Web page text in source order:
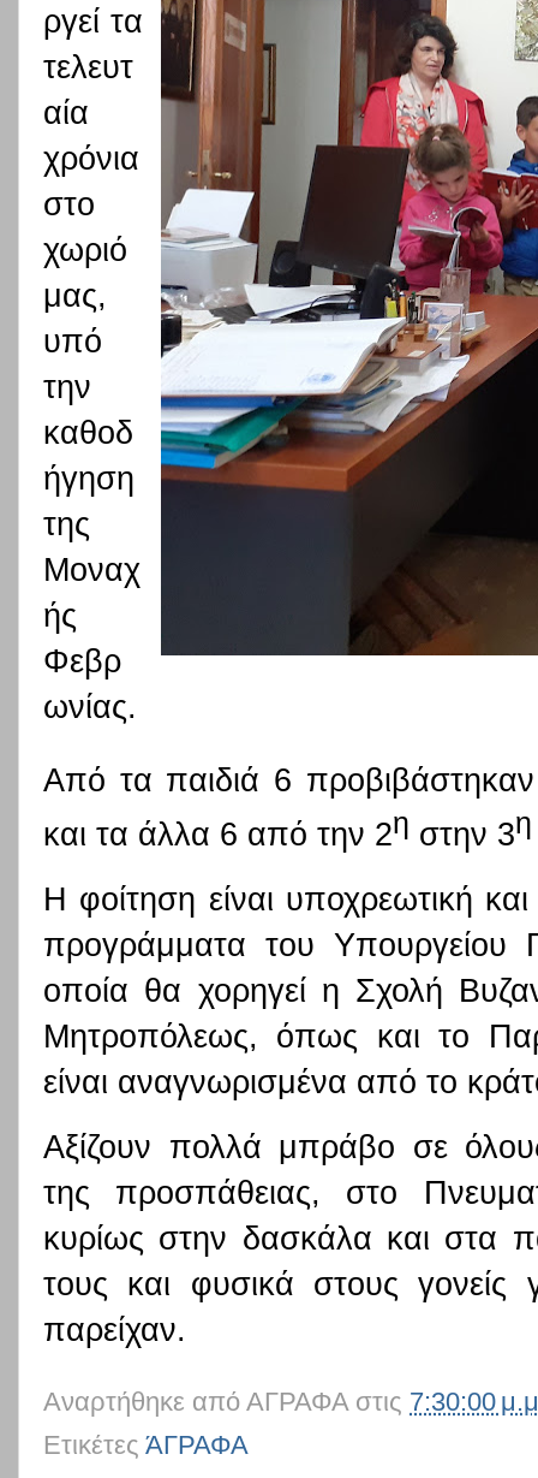
ργεί τα
τελευτ
αία
χρόνια
στο
χωριό
μας,
υπό
την
καθοδ
ήγηση
της
Μοναχ
ής
Φεβρ
ωνίας.
Από τα παιδιά 6
και τα άλλα 6 από την 2η στην 3η
Η φοίτηση είναι υποχρεωτική
προγράμματα του Υπουργείου
οποία θα χορηγεί η Σχολή
Μητροπόλεως, όπως και το
είναι αναγνωρισμένα από το
Αξίζουν πολλά μπράβο σε
της προσπάθειας, στο
κυρίως στην δασκάλα και στα
τους και φυσικά στους γονείς
παρείχαν.
Αναρτήθηκε από ΑΓΡΑΦΑ στις 7:30:00
Ετικέτες ΆΓΡΑΦΑ